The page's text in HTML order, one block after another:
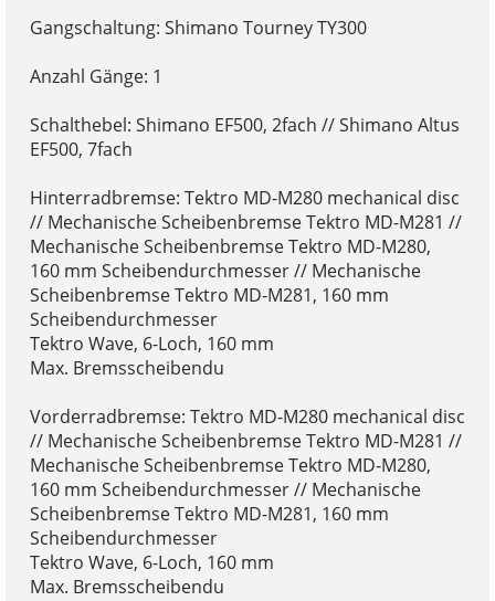
Gangschaltung: Shimano Tourney TY300
Anzahl Gänge: 1
Schalthebel: Shimano EF500, 2fach // Shimano Altus
EF500, 7fach
Hinterradbremse: Tektro MD-M280 mechanical disc
// Mechanische Scheibenbremse Tektro MD-M281 //
Mechanische Scheibenbremse Tektro MD-M280,
160 mm Scheibendurchmesser // Mechanische
Scheibenbremse Tektro MD-M281, 160 mm
Scheibendurchmesser
Tektro Wave, 6-Loch, 160 mm
Max. Bremsscheibendu
Vorderradbremse: Tektro MD-M280 mechanical disc
// Mechanische Scheibenbremse Tektro MD-M281 //
Mechanische Scheibenbremse Tektro MD-M280,
160 mm Scheibendurchmesser // Mechanische
Scheibenbremse Tektro MD-M281, 160 mm
Scheibendurchmesser
Tektro Wave, 6-Loch, 160 mm
Max. Bremsscheibendu